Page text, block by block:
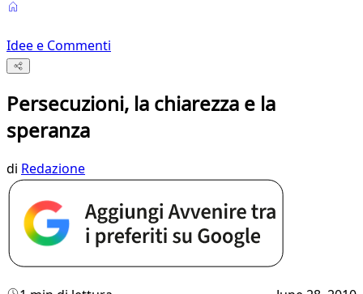
Idee e Commenti
Persecuzioni, la chiarezza e la
speranza
di Redazione